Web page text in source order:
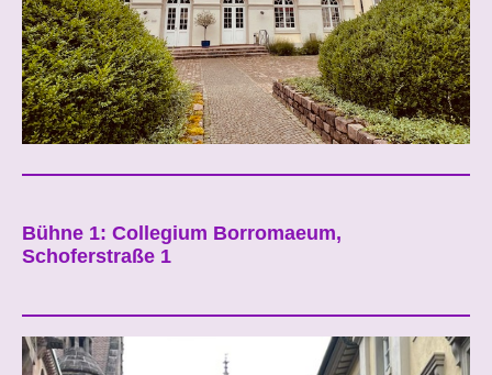
Bühne 1: Collegium Borromaeum,
Schoferstraße 1